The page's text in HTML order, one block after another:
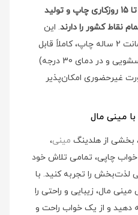
تمام محصولات چاپی بین 7 تا 15 روزکاری چاپ و تولید
نقاط کشور را دارند. این
محصولات با رنگ ثابت و ضمانت 2 ساله چاپ، کاملاً قابل
شستشو هستند (با مایع لباسشویی و در دمای 30 درجه)
غیرحضوری امکان‌پذیر
مینی مال
بخشی از هلدینگ مینی،
چاپی، تمامی تلاش خود
لذت‌بخش را تجربه کنید. با
مال، زیبایی و راحتی را
دهید و از یک خواب راحت و